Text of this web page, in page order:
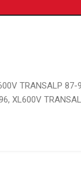
TRANSALP 87-
, XL600V